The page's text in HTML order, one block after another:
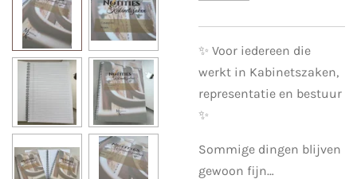
✨ Voor iedereen die
werkt in Kabinetszaken,
representatie en bestuur
✨
Sommige dingen blijven
gewoon fijn…